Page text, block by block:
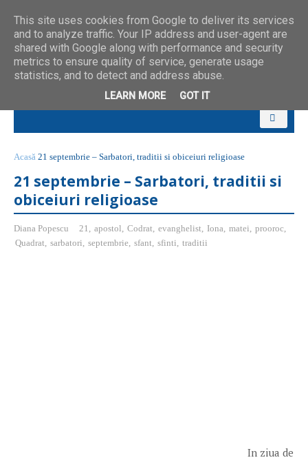
Acasă 21 septembrie – Sarbatori, traditii si obiceiuri religioase
21 septembrie – Sarbatori, traditii si
obiceiuri religioase
Diana Popescu 21, apostol, Codrat, evanghelist, Iona, matei, prooroc,
Quadrat, sarbatori, septembrie, sfant, sfinti, traditii
In ziua de
This site uses cookies from Google to deliver its services
and to analyze traffic. Your IP address and user-agent are
shared with Google along with performance and security
metrics to ensure quality of service, generate usage
statistics, and to detect and address abuse.
LEARN MORE GOT IT